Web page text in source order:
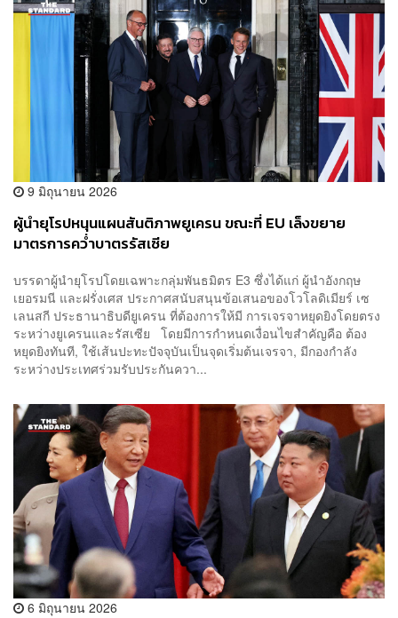
9 มิถุนายน 2026
ผู้นำยุโรปหนุนแผนสันติภาพยูเครน ขณะที่ EU เล็งขยาย
มาตรการคว่ำบาตรรัสเซีย
บรรดาผู้นำยุโรปโดยเฉพาะกลุ่มพันธมิตร E3 ซึ่งได้แก่ ผู้นำอังกฤษ
เยอรมนี และฝรั่งเศส ประกาศสนับสนุนข้อเสนอของโวโลดิเมียร์ เซ
เลนสกี ประธานาธิบดียูเครน ที่ต้องการให้มี การเจรจาหยุดยิงโดยตรง
ระหว่างยูเครนและรัสเซีย โดยมีการกำหนดเงื่อนไขสำคัญคือ ต้อง
หยุดยิงทันที, ใช้เส้นปะทะปัจจุบันเป็นจุดเริ่มต้นเจรจา, มีกองกำลัง
ระหว่างประเทศร่วมรับประกันควา...
6 มิถุนายน 2026